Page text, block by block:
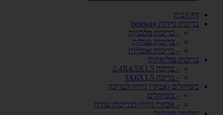
דף הבית
בריכות ניידות bestway
- בריכות מלבניות
- בריכות עגולות
- בריכות אובליות
בריכות פוליאתילן
- בריכה 2.4X4.5X1.5
- בריכה 3X6X1.5
כימיקלים ואביזרי ניקיון לבריכה
- כימיקלים
- אביזרי ניקיון לבריכות שחיה
סולמות ומעקות